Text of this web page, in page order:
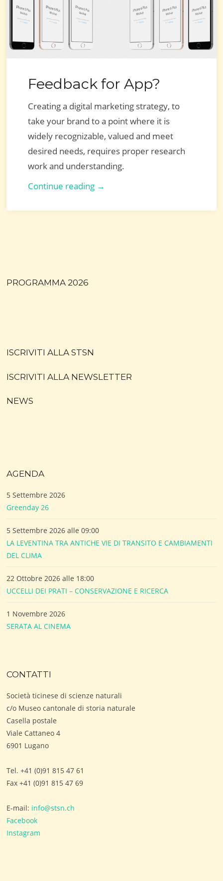
Feedback for App?
Creating a digital marketing strategy, to
take your brand to a point where it is
widely recognizable, valued and meet
desired needs, requires proper research
work and understanding.
Continue reading →
PROGRAMMA 2026
ISCRIVITI ALLA STSN
ISCRIVITI ALLA NEWSLETTER
NEWS
AGENDA
5 Settembre 2026
Greenday 26
5 Settembre 2026 alle 09:00
LA LEVENTINA TRA ANTICHE VIE DI TRANSITO E CAMBIAMENTI
DEL CLIMA
22 Ottobre 2026 alle 18:00
UCCELLI DEI PRATI – CONSERVAZIONE E RICERCA
1 Novembre 2026
SERATA AL CINEMA
CONTATTI
Società ticinese di scienze naturali
c/o Museo cantonale di storia naturale
Casella postale
Viale Cattaneo 4
6901 Lugano
Tel. +41 (0)91 815 47 61
Fax +41 (0)91 815 47 69
E-mail: info@stsn.ch
Facebook
Instagram